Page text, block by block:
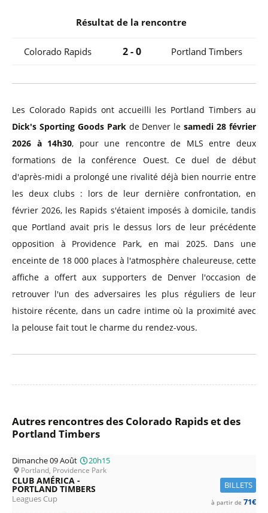
Résultat de la rencontre
Colorado Rapids 2 - 0 Portland Timbers
Les Colorado Rapids ont accueilli les Portland Timbers au
Dick's Sporting Goods Parkde Denver lesamedi 28 février
2026 à 14h30, pour une rencontre de MLS entre deux
formations de la conférence Ouest. Ce duel de début
d'après-midi a prolongé une rivalité déjà bien nourrie entre
les deux clubs : lors de leur dernière confrontation, en
février 2026, les Rapids s'étaient imposés à domicile, tandis
que Portland avait pris le dessus lors de leur précédente
opposition à Providence Park, en mai 2025. Dans une
enceinte de 18 000 places à l'atmosphère chaleureuse, cette
affiche a offert aux supporters de Denver l'occasion de
retrouver l'un des adversaires les plus réguliers de leur
histoire récente, dans un cadre intime où la proximité avec
la pelouse fait tout le charme du rendez-vous.
Autres rencontres des Colorado Rapids et des
Portland Timbers
Dimanche 09 Août 20h15
Portland, Providence Park
BILLETS
CLUB AMÉRICA -
PORTLAND TIMBERS
Leagues Cup à partir de 71€